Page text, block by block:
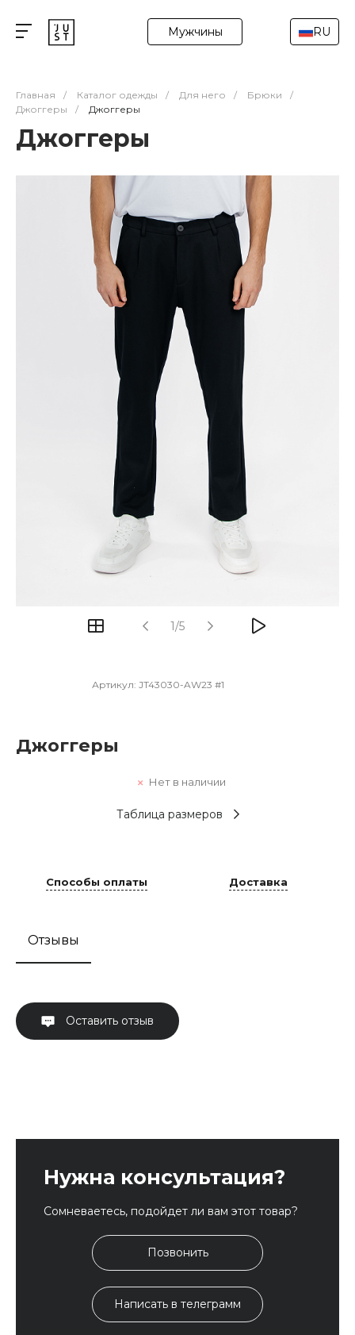
Мужчины RU
Главная / Каталог одежды / Для него / Брюки
/
Джоггеры
/ Джоггеры
Джоггеры
1/5
Артикул: JT43030-AW23 #1
Джоггеры
Нет в наличии
Таблица размеров
Способы оплаты Доставка
Отзывы
Оставить отзыв
Нужна консультация?
Сомневаетесь, подойдет ли вам этот товар?
Позвонить
Написать в телеграмм